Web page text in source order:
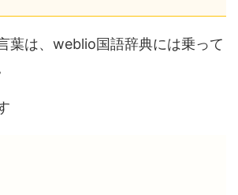
葉は、weblio国語辞典には乗って